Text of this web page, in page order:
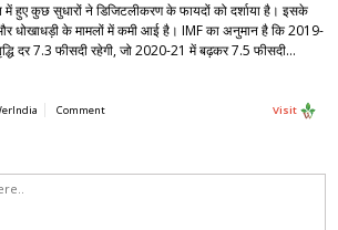
में हुए कुछ सुधारों ने डिजिटलीकरण के फायदों को दर्शाया है। इसके
धोखाधड़ी के मामलों में कमी आई है। IMF का अनुमान है कि 2019-
दर 7.3 फीसदी रहेगी, जो 2020-21 में बढ़कर 7.5 फीसदी…
Comment Visit